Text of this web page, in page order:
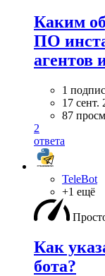
Каким
ПО
агентов
1
17 сент.
87
2
ответа
TeleBot
+1 ещё
Как
бота?